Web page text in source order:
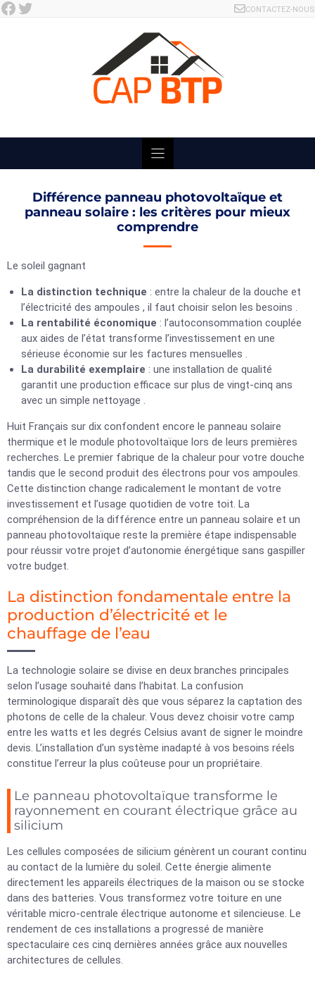
Skip
Facebook Twitter CONTACTEZ-NOUS
Différence panneau photovoltaïque et
panneau solaire : les critères pour mieux
comprendre
Le soleil gagnant
La distinction technique : entre la chaleur de la douche et
l’électricité des ampoules , il faut choisir selon les besoins .
La rentabilité économique : l’autoconsommation couplée
aux aides de l’état transforme l’investissement en une
sérieuse économie sur les factures mensuelles .
La durabilité exemplaire : une installation de qualité
garantit une production efficace sur plus de vingt-cinq ans
avec un simple nettoyage .
Huit Français sur dix confondent encore le panneau solaire
thermique et le module photovoltaïque lors de leurs premières
recherches. Le premier fabrique de la chaleur pour votre douche
tandis que le second produit des électrons pour vos ampoules.
Cette distinction change radicalement le montant de votre
investissement et l’usage quotidien de votre toit. La
compréhension de la différence entre un panneau solaire et un
panneau photovoltaïque reste la première étape indispensable
pour réussir votre projet d’autonomie énergétique sans gaspiller
votre budget.
La distinction fondamentale entre la
production d’électricité et le
chauffage de l’eau
La technologie solaire se divise en deux branches principales
selon l’usage souhaité dans l’habitat. La confusion
terminologique disparaît dès que vous séparez la captation des
photons de celle de la chaleur. Vous devez choisir votre camp
entre les watts et les degrés Celsius avant de signer le moindre
devis. L’installation d’un système inadapté à vos besoins réels
constitue l’erreur la plus coûteuse pour un propriétaire.
Le panneau photovoltaïque transforme le
rayonnement en courant électrique grâce au
silicium
Les cellules composées de silicium génèrent un courant continu
au contact de la lumière du soleil. Cette énergie alimente
directement les appareils électriques de la maison ou se stocke
dans des batteries. Vous transformez votre toiture en une
véritable micro-centrale électrique autonome et silencieuse. Le
rendement de ces installations a progressé de manière
spectaculaire ces cinq dernières années grâce aux nouvelles
architectures de cellules.